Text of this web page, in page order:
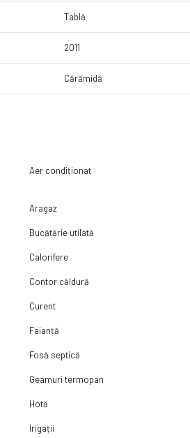
Tablă
2011
Cărămidă
Aer condiționat
Aragaz
Bucătărie utilată
Calorifere
Contor căldură
Curent
Faianță
Fosă septică
Geamuri termopan
Hotă
Irigații